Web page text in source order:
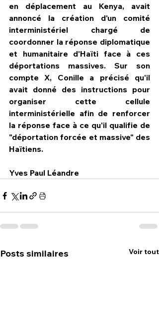
en déplacement au Kenya, avait
annoncé la création d'un comité
interministériel chargé de
coordonner la réponse diplomatique
et humanitaire d'Haïti face à ces
déportations massives. Sur son
compte X, Conille a précisé qu'il
avait donné des instructions pour
organiser cette cellule
interministérielle afin de renforcer
la réponse face à ce qu'il qualifie de
"déportation forcée et massive" des
Haïtiens.
Yves Paul Léandre
Posts similaires Voir tout